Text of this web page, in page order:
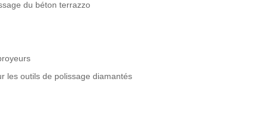
du béton terrazzo
les outils de polissage diamantés